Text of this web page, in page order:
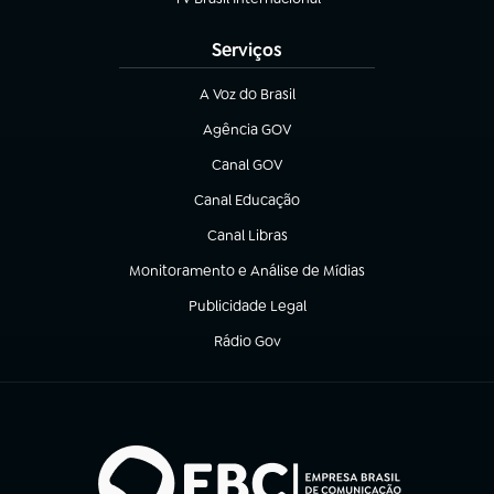
(abre em nova aba)
Serviços
A Voz do Brasil
(abre em nova aba)
Agência GOV
(abre em nova aba)
Canal GOV
(abre em nova aba)
Canal Educação
(abre em nova aba)
Canal Libras
(abre em nova aba)
Monitoramento e Análise de Mídias
(abre em nova aba)
Publicidade Legal
(abre em nova aba)
Rádio Gov
(abre em nova aba)